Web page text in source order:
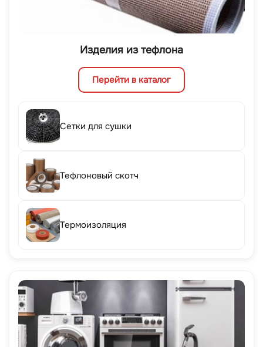
Изделия из тефлона
Перейти в каталог
Сетки для сушки
Тефлоновый скотч
Термоизоляция